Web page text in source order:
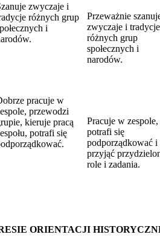
zwyczaje i
różnych grup
i
pracuje w
przewodzi
kieruje pracą
potrafi się
Przeważnie
zwyczaje i tradycje
różnych grup
społecznych i
narodów.
Pracuje w
potrafi się
podporządkować i
przyjąć
role i zadania.
ORIENTACJI